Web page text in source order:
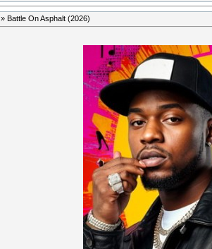
» Battle On Asphalt (2026)